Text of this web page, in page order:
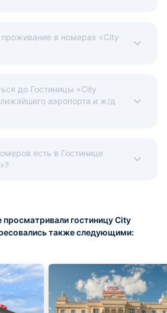
проживание в номерах «City
до Гостиницы «City
аэропорта и ж/д
есть в Гостинице
гостиницу City
также следующими: